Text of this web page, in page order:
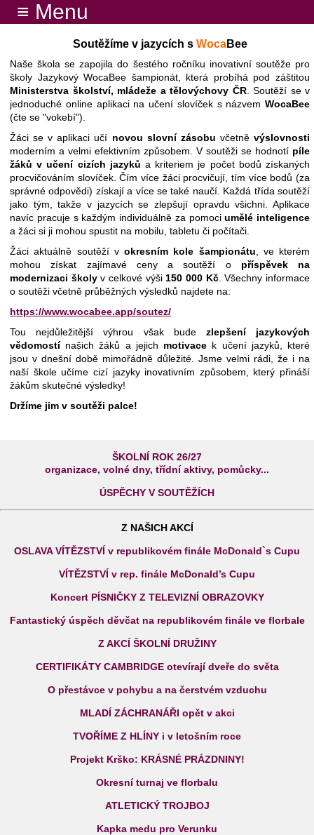
≡ Menu
Soutěžíme v jazycích s WocaBee
Naše škola se zapojila do šestého ročníku inovativní soutěže pro
školy Jazykový WocaBee šampionát, která probíhá pod záštitou
Ministerstva školství, mládeže a tělovýchovy ČR. Soutěží se v
jednoduché online aplikaci na učení slovíček s názvem WocaBee
(čte se "vokebí").
Žáci se v aplikaci učí novou slovní zásobu včetněvýslovnosti
moderním a velmi efektivním způsobem. V soutěži se hodnotí píle
žáků v učení cizích jazyků a kriteriem je počet bodů získaných
procvičováním slovíček. Čím více žáci procvičují, tím více bodů (za
správné odpovědi) získají a více se také naučí. Každá třída soutěží
jako tým, takže v jazycích se zlepšují opravdu všichni. Aplikace
navíc pracuje s každým individuálně za pomociumělé inteligence
a žáci si ji mohou spustit na mobilu, tabletu či počítači.
Žáci aktuálně soutěží v okresním kole šampionátu , ve kterém
mohou získat zajímavé ceny a soutěží o příspěvek na
modernizaci školyv celkové výši 150 000 Kč. Všechny informace
o soutěži včetně průběžných výsledků najdete na:
https://www.wocabee.app/soutez/
Tou nejdůležitější výhrou však bude zlepšení jazykových
vědomostí našich žáků a jejich motivace k učení jazyků, které
jsou v dnešní době mimořádně důležité. Jsme velmi rádi, že i na
naší škole učíme cizí jazyky inovativním způsobem, který přináší
žákům skutečné výsledky!
Držíme jim v soutěži palce!
ŠKOLNÍ ROK 26/27
organizace, volné dny, třídní aktivy, pomůcky...
ÚSPĚCHY V SOUTĚŽÍCH
Z NAŠICH AKCÍ
OSLAVA VÍTĚZSTVÍ v republikovém finále McDonald`s Cupu
VÍTĚZSTVÍ v rep. finále McDonald’s Cupu
Koncert PÍSNIČKY Z TELEVIZNÍ OBRAZOVKY
Fantastický úspěch děvčat na republikovém finále ve florbale
Z AKCÍ ŠKOLNÍ DRUŽINY
CERTIFIKÁTY CAMBRIDGE otevírají dveře do světa
O přestávce v pohybu a na čerstvém vzduchu
MLADÍ ZÁCHRANÁŘI opět v akci
TVOŘÍME Z HLÍNY i v letošním roce
Projekt Krško: KRÁSNÉ PRÁZDNINY!
Okresní turnaj ve florbalu
ATLETICKÝ TROJBOJ
Kapka medu pro Verunku